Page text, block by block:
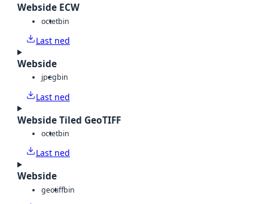
Webside ECW
octetbin
Last ned
Webside
jpegbin
Last ned
Webside Tiled GeoTIFF
octetbin
Last ned
Webside
geotiffbin